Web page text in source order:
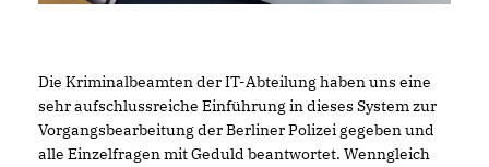
Die Kriminalbeamten der IT-Abteilung haben uns eine
sehr aufschlussreiche Einführung in dieses System zur
Vorgangsbearbeitung der Berliner Polizei gegeben und
alle Einzelfragen mit Geduld beantwortet. Wenngleich